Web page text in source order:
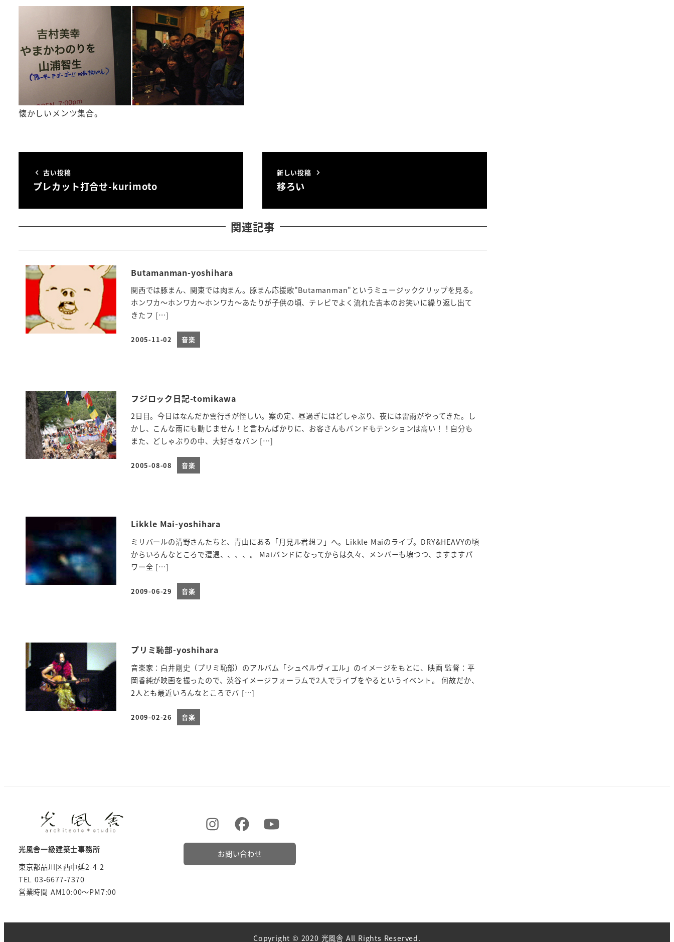
懐かしいメンツ集合。
古い投稿
プレカット打合せ-kurimoto
新しい投稿
移ろい
関連記事
Butamanman-yoshihara
関西では豚まん、関東では肉まん。豚まん応援歌"Butamanman"というミュージッククリップを見る。
ホンワカ～ホンワカ～ホンワカ～あたりが子供の頃、テレビでよく流れた吉本のお笑いに繰り返し出て
きたフ […]
投稿日
2005-11-02 音楽
フジロック日記-tomikawa
2日目。今日はなんだか雲行きが怪しい。案の定、昼過ぎにはどしゃぶり、夜には雷雨がやってきた。し
かし、こんな雨にも動じません！と言わんばかりに、お客さんもバンドもテンションは高い！！自分も
また、どしゃぶりの中、大好きなバン […]
投稿日
2005-08-08 音楽
Likkle Mai-yoshihara
ミリバールの清野さんたちと、青山にある「月見ル君想フ」へ。Likkle Maiのライブ。DRY&HEAVYの頃
からいろんなところで遭遇、、、、。 Maiバンドになってからは久々、メンバーも塊つつ、ますますパ
ワー全 […]
投稿日
2009-06-29 音楽
プリミ恥部-yoshihara
音楽家：白井剛史（プリミ恥部）のアルバム「シュペルヴィエル」のイメージをもとに、映画 監督：平
岡香純が映画を撮ったので、渋谷イメージフォーラムで2人でライブをやるというイベント。 何故だか、
2人とも最近いろんなところでバ […]
投稿日
2009-02-26 音楽
光風舎一級建築士事務所
東京都品川区西中延2-4-2
TEL 03-6677-7370
営業時間 AM10:00～PM7:00
お問い合わせ
Copyright © 2020 光風舎 All Rights Reserved.